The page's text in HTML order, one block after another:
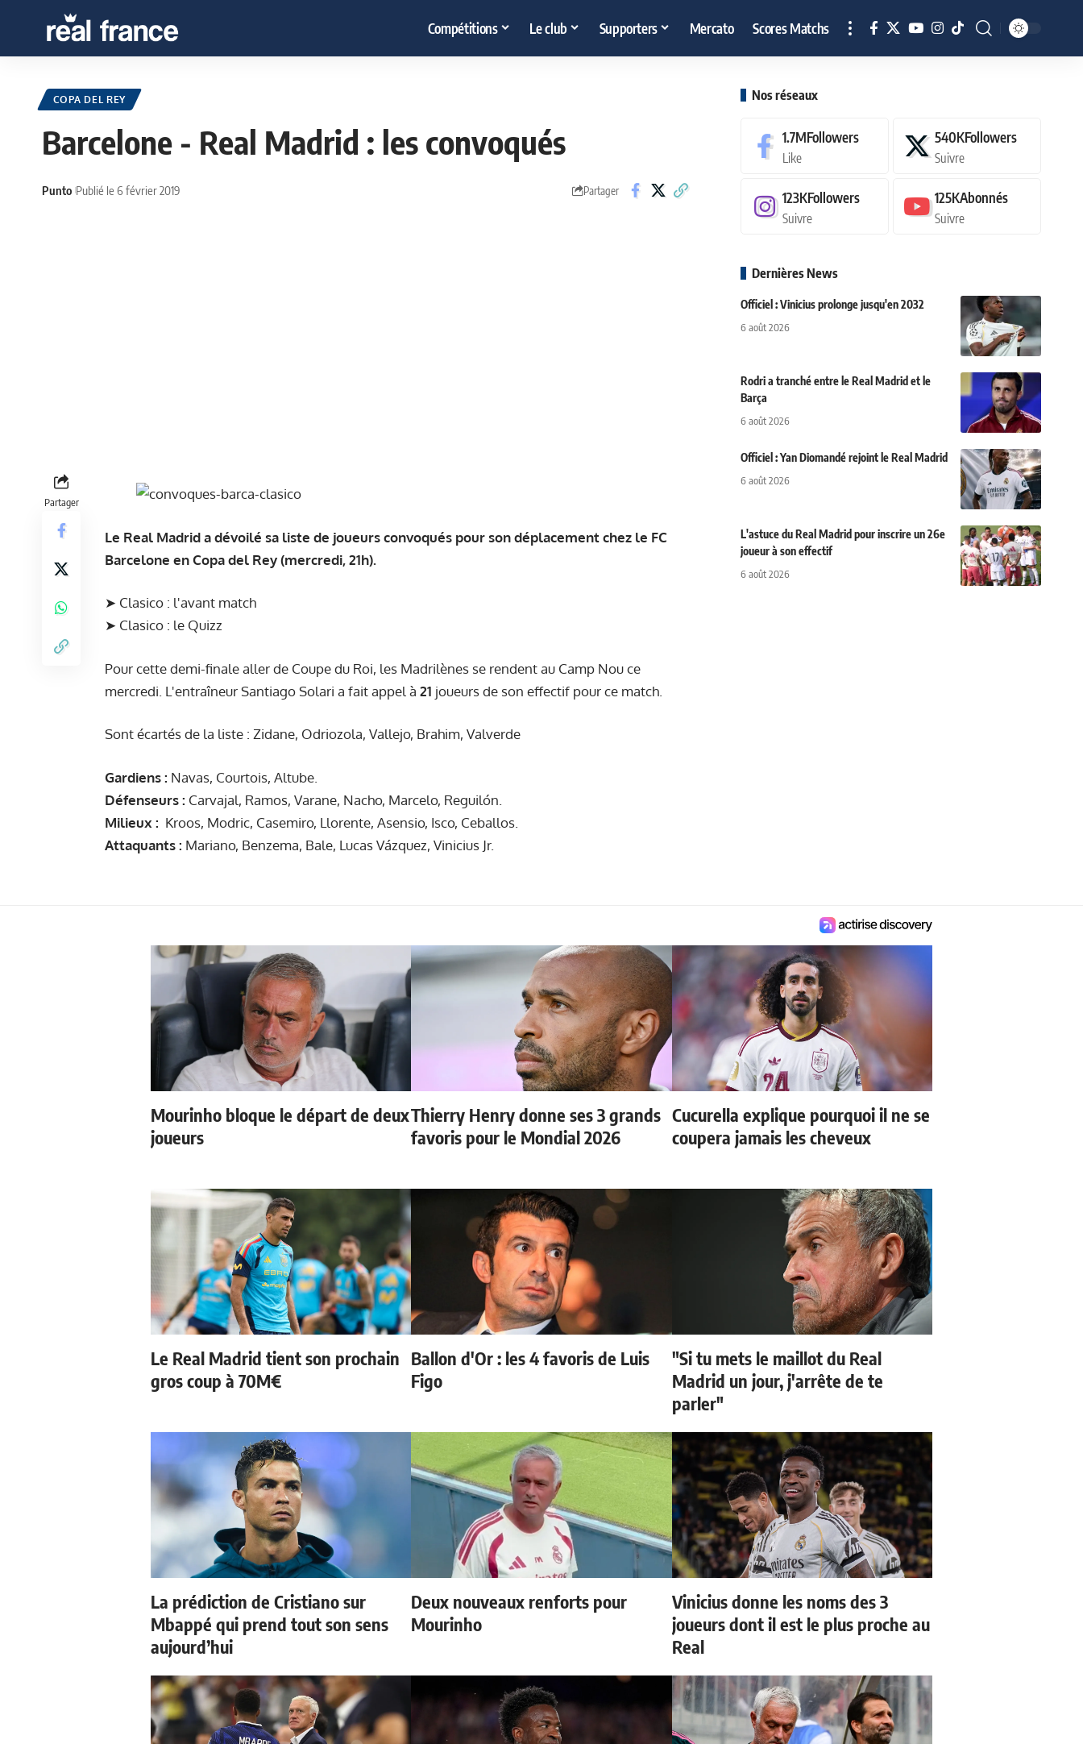
Compétitions Le club Supporters Mercato Scores Matchs
COPA DEL REY
Barcelone - Real Madrid : les convoqués
Punto Publié le 6 février 2019 Partager
Partager
Le Real Madrid a dévoilé sa liste de joueurs convoqués pour son déplacement chez le FC
Barcelone en Copa del Rey (mercredi, 21h).
➤ Clasico : l'avant match
➤ Clasico : le Quizz
Pour cette demi-finale aller de Coupe du Roi, les Madrilènes se rendent au Camp Nou ce
mercredi. L'entraîneur Santiago Solari a fait appel à 21 joueurs de son effectif pour ce match.
Sont écartés de la liste : Zidane, Odriozola, Vallejo, Brahim, Valverde
Gardiens : Navas, Courtois, Altube.
Défenseurs : Carvajal, Ramos, Varane, Nacho, Marcelo, Reguilón.
Milieux : Kroos, Modric, Casemiro, Llorente, Asensio, Isco, Ceballos.
Attaquants : Mariano, Benzema, Bale, Lucas Vázquez, Vinicius Jr.
Nos réseaux
1.7MFollowers
Like
540KFollowers
Suivre
123KFollowers
Suivre
125KAbonnés
Suivre
Dernières News
Officiel : Vinicius prolonge jusqu'en 2032
6 août 2026
Rodri a tranché entre le Real Madrid et le
Barça
6 août 2026
Officiel : Yan Diomandé rejoint le Real Madrid
6 août 2026
L'astuce du Real Madrid pour inscrire un 26e
joueur à son effectif
6 août 2026
Mourinho bloque le départ de deux
joueurs
Thierry Henry donne ses 3 grands
favoris pour le Mondial 2026
Cucurella explique pourquoi il ne se
coupera jamais les cheveux
Le Real Madrid tient son prochain
gros coup à 70M€
Ballon d'Or : les 4 favoris de Luis
Figo
"Si tu mets le maillot du Real
Madrid un jour, j'arrête de te
parler"
La prédiction de Cristiano sur
Mbappé qui prend tout son sens
aujourd’hui
Deux nouveaux renforts pour
Mourinho
Vinicius donne les noms des 3
joueurs dont il est le plus proche au
Real